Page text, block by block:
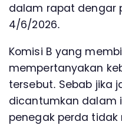
dalam rapat dengar
4/6/2026.
Komisi B yang
mempertanyakan
tersebut. Sebab jika
dicantumkan dalam
penegak perda